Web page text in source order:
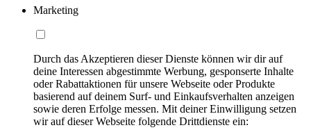
Marketing
Durch das Akzeptieren dieser Dienste können wir dir auf
deine Interessen abgestimmte Werbung, gesponserte Inhalte
oder Rabattaktionen für unsere Webseite oder Produkte
basierend auf deinem Surf- und Einkaufsverhalten anzeigen
sowie deren Erfolge messen. Mit deiner Einwilligung setzen
wir auf dieser Webseite folgende Drittdienste ein: